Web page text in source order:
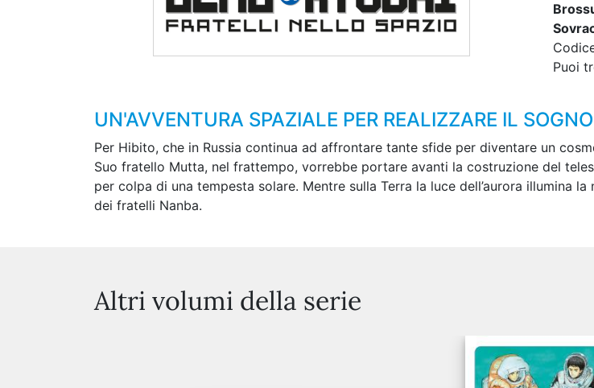
Puoi
UN'AVVENTURA SPAZIALE PER REALIZZARE IL
Per Hibito, che in Russia continua ad affrontare tante sfide per diventare un
Suo fratello Mutta, nel frattempo, vorrebbe portare avanti la costruzione del
per colpa di una tempesta solare. Mentre sulla Terra la luce dell’aurora illumina
dei fratelli Nanba.
Altri volumi della serie